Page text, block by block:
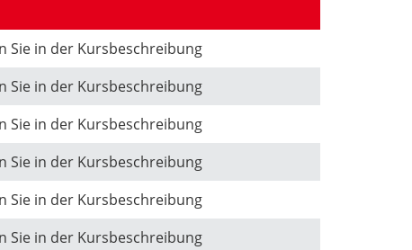
Sie in der Kursbeschreibung
Sie in der Kursbeschreibung
Sie in der Kursbeschreibung
Sie in der Kursbeschreibung
Sie in der Kursbeschreibung
Sie in der Kursbeschreibung